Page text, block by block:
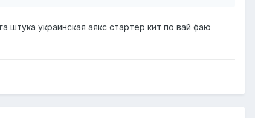
штука украинская аякс стартер кит по вай фаю